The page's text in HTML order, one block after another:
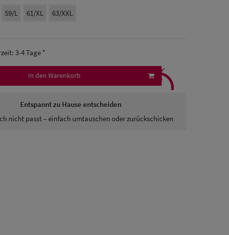
59/L 61/XL 63/XXL
3-4 Tage *
In den Warenkorb
Entspannt zu Hause entscheiden
nicht passt – einfach umtauschen oder zurückschicken
⤹